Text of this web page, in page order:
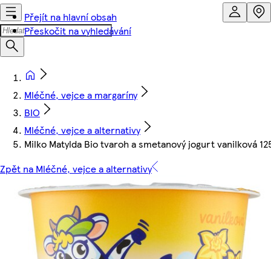
Přejít na hlavní obsah
Přeskočit na vyhledávání
Mléčné, vejce a margaríny
BIO
Mléčné, vejce a alternativy
Milko Matylda Bio tvaroh a smetanový jogurt vanilková
Zpět na Mléčné, vejce a alternativy